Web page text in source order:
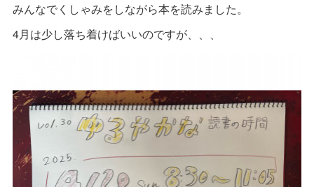
みんなでくしゃみをしながら本を読みました。
4月は少し落ち着けばいいのですが、、、